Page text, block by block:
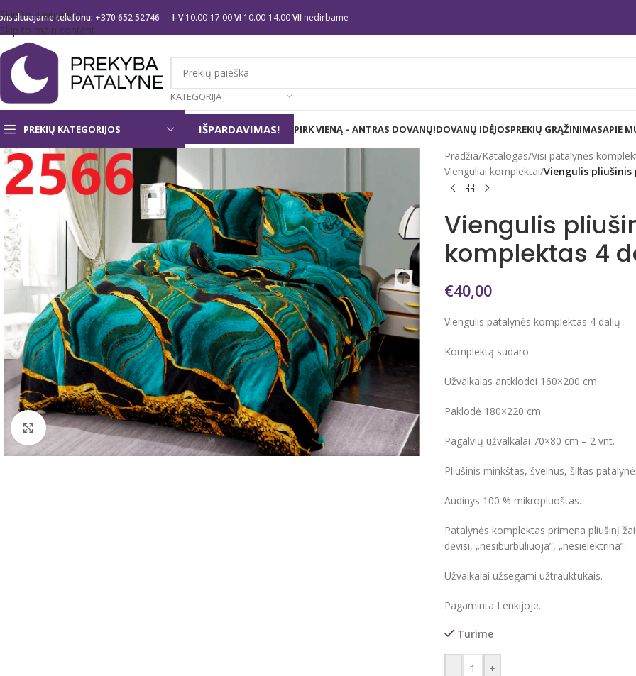
Skip to navigation
Skip to main content
telefonu: +370 652 52746 I-V10.00-17.00VI 10.00-14.00VII nedirbame
KATEGORIJA
PREKIŲ KATEGORIJOS IŠPARDAVIMAS! PIRK VIENĄ – ANTRAS DOVANŲ!DOVANŲ IDĖJOSPREKIŲ GRĄŽINIMASAPIE
Click to enlarge
Pradžia/Katalogas/Visi patalynės
Vienguliai komplektai/Viengulis pliušinis
Viengulis
komplektas 4
€40,00
Viengulis patalynės komplektas 4 dalių
Komplektą sudaro:
Užvalkalas antklodei 160×200 cm
Paklodė 180×220 cm
Pagalvių užvalkalai 70×80 cm – 2 vnt.
Pliušinis minkštas, švelnus, šiltas
Audinys 100 % mikropluoštas.
Patalynės komplektas primena pliušinį
dėvisi, „nesiburbuliuoja”, „nesielektrina”.
Užvalkalai užsegami užtrauktukais.
Pagaminta Lenkijoje.
Turime
- +